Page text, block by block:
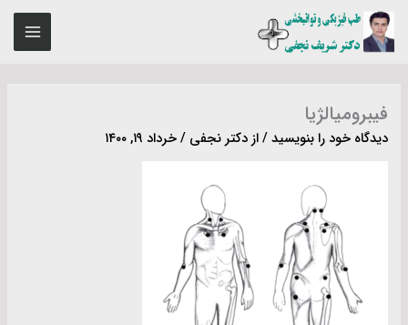
پرش
فیبرومیالژیا
دیدگاه‌ خود را بنویسید/ ازدکتر نجفی/خرداد ۱۹, ۱۴۰۰